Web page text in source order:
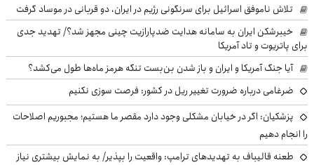
تلاش ناموفق اسرائیل برای سرنگونی رژیم در ایران، دو قربانی در موساد گرفت
خیبرشکن ایران به سامانه هدایت ضدپارازیت چینی مجهز شد؟/ تهدید جدی
برای پاتریوت و تاد آمریکا
آیا جنگ آمریکا و ایران و باز شدن بن‌بست تنگه هرمز ماه‌ها طول می‌کشد؟
ضرغامی درباره ضرورت تغییر ریل در کشور: فرصت سوزی نکنیم
پزشکیان: اگر در خیابان مشکلی وجود دارد مقصر ما هستیم؛ مجبوریم اصلاحات
را انجام دهیم
طعنه قالیباف به تهدیدهای ترامپ: واقعیت را بپذیر/ به نمایش بیشتری نیاز